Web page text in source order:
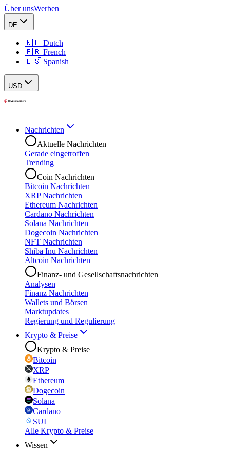
Über unsWerben
DE
🇳🇱 Dutch
🇫🇷 French
🇪🇸 Spanish
USD
Nachrichten
Aktuelle Nachrichten
Gerade eingetroffen
Trending
Coin Nachrichten
Bitcoin Nachrichten
XRP Nachrichten
Ethereum Nachrichten
Cardano Nachrichten
Solana Nachrichten
Dogecoin Nachrichten
NFT Nachrichten
Shiba Inu Nachrichten
Altcoin Nachrichten
Finanz- und Gesellschaftsnachrichten
Analysen
Finanz Nachrichten
Wallets und Börsen
Marktupdates
Regierung und Regulierung
Krypto & Preise
Krypto & Preise
Bitcoin
XRP
Ethereum
Dogecoin
Solana
Cardano
SUI
Alle Krypto & Preise
Wissen